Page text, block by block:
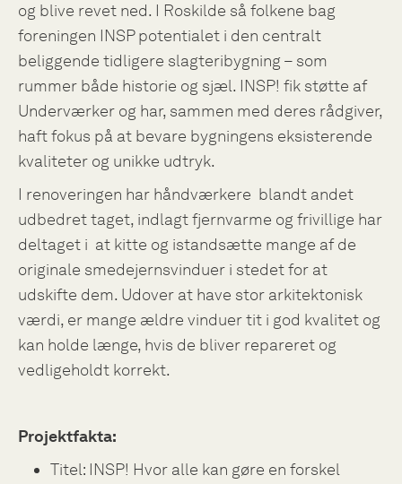
og blive revet ned. I Roskilde så folkene bag
foreningen INSP potentialet i den centralt
beliggende tidligere slagteribygning – som
rummer både historie og sjæl. INSP! fik støtte af
Underværker og har, sammen med deres rådgiver,
haft fokus på at bevare bygningens eksisterende
kvaliteter og unikke udtryk.
I renoveringen har håndværkere blandt andet
udbedret taget, indlagt fjernvarme og frivillige har
deltaget i at kitte og istandsætte mange af de
originale smedejernsvinduer i stedet for at
udskifte dem. Udover at have stor arkitektonisk
værdi, er mange ældre vinduer tit i god kvalitet og
kan holde længe, hvis de bliver repareret og
vedligeholdt korrekt.
Projektfakta:
Titel: INSP! Hvor alle kan gøre en forskel